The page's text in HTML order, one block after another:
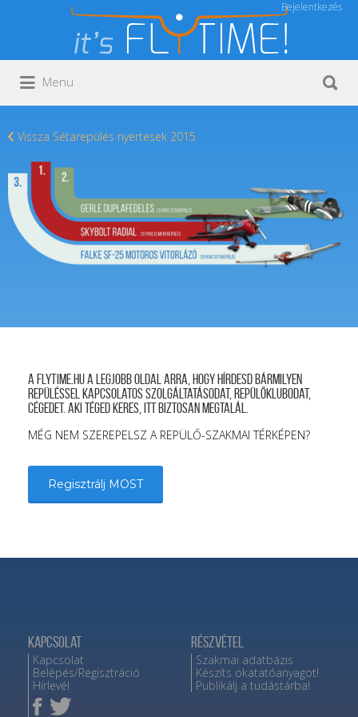
Bejelentkezés
Keresés:
Menu
Vissza Sétarepülés nyertesek 2015
A FLYTIME.HU a legjobb oldal arra, hogy hírdesd bármilyen
repüléssel kapcsolatos szolgáltatásodat, repülőklubodat,
cégedet. Aki téged keres, itt biztosan megtalál.
MÉG NEM SZEREPELSZ A REPÜLŐ-SZAKMAI TÉRKÉPEN?
Regisztrálj MOST
Kapcsolat
Kapcsolat
Belépés/Regisztráció
Hírlevél
Részvétel
Szakmai adatbázis
Készíts okatatóanyagot!
Publikálj a tudástárba!